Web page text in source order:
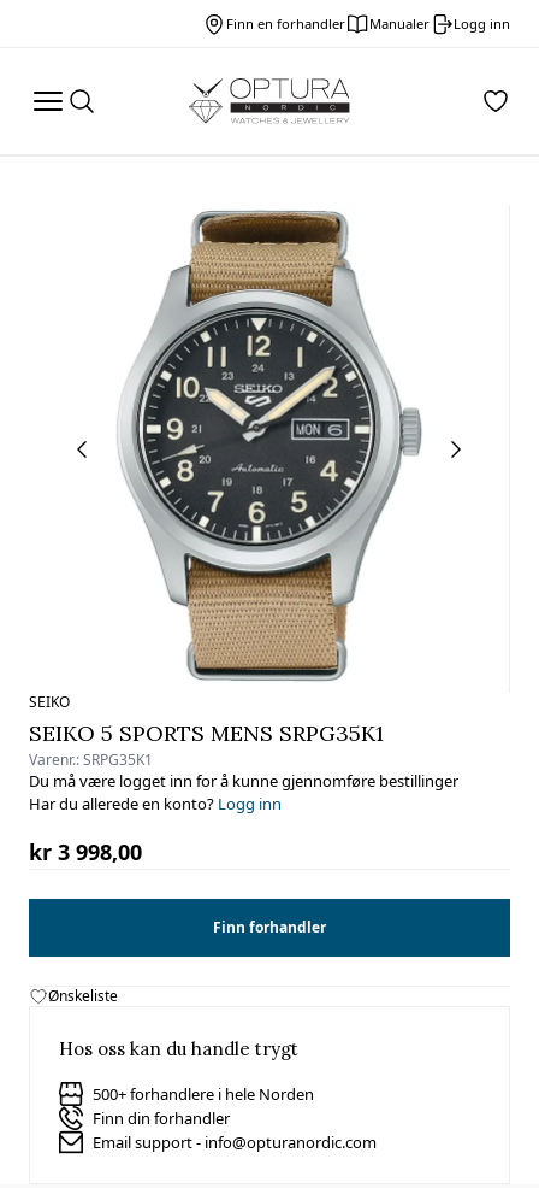
Finn en forhandler Manualer Logg inn
SEIKO
SEIKO 5 SPORTS MENS SRPG35K1
Varenr.:SRPG35K1
Du må være logget inn for å kunne gjennomføre bestillinger
Har du allerede en konto? Logg inn
kr 3 998,00
Finn forhandler
Ønskeliste
Hos oss kan du handle trygt
500+ forhandlere i hele Norden
Finn din forhandler
Email support - info@opturanordic.com